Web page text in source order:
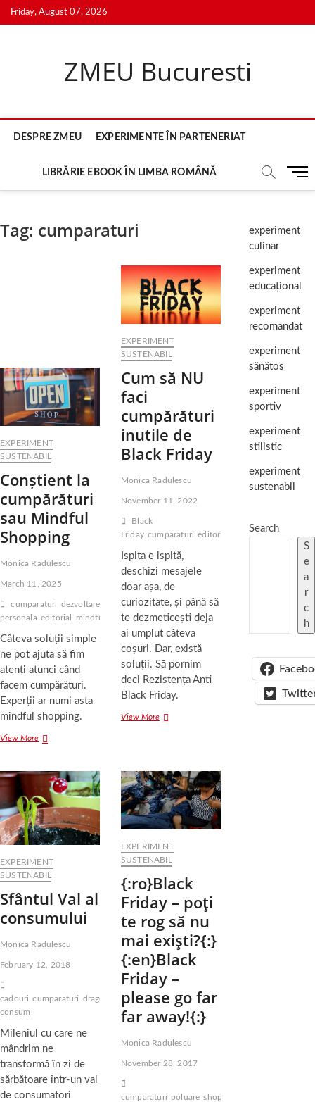
Skip
to
Friday, August 07, 2026
ZMEU Bucuresti
DESPRE ZMEU EXPERIMENTE ÎN PARTENERIAT
LIBRĂRIE EBOOK ÎN LIMBA ROMÂNĂ
M
B
n
Tag: cumparaturi
EXPERIMENT
SUSTENABIL
Conștient la
cumpărături
sau Mindful
Shopping
Monica Radulescu
March 11, 2025
cumparaturi dezvoltare
personala editorial mindfulness opinii
Câteva soluții simple
ne pot ajuta să fim
atenți atunci când
facem cumpărături.
Experții ar numi asta
mindful shopping.
View MoreConștient
sau
Mindful
Shopping
EXPERIMENT
SUSTENABIL
Cum să NU
faci
cumpărături
inutile de
Black Friday
Monica Radulescu
November 11, 2022
Black
Friday cumparaturi editorial opinii sustenabilitate
Ispita e ispită,
deschizi mesajele
doar așa, de
curiozitate, și până să
te dezmeticești deja
ai umplut câteva
coșuri. Dar, există
soluții. Să pornim
deci Rezistența Anti
Black Friday.
View MoreCum
inutile
de
Black
Friday
EXPERIMENT
SUSTENABIL
Sfântul Val al
consumului
Monica Radulescu
February 12, 2018
cadouri cumparaturi dragoste sarbatori supra
consum
Mileniul cu care ne
mândrim ne
transformă în zi de
sărbătoare într-un val
de consumatori
EXPERIMENT
SUSTENABIL
{:ro}Black
Friday – poţi
te rog să nu
mai exişti?{:}
{:en}Black
Friday –
please go far
far away!{:}
Monica Radulescu
November 28, 2017
cumparaturi poluare shopping
experiment
culinar
experiment
educațional
experiment
recomandat
experiment
sănătos
experiment
sportiv
experiment
stilistic
experiment
sustenabil
Search
S
e
a
r
c
h